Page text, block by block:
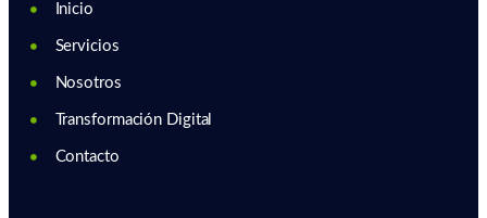
Inicio
Servicios
Nosotros
Transformación Digital
Contacto